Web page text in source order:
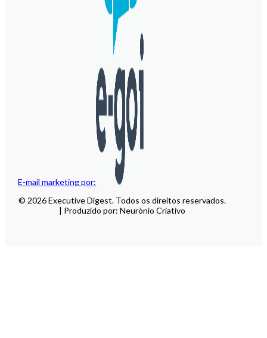
E-mail marketing por:
© 2026 Executive Digest. Todos os direitos reservados.
| Produzido por: Neurónio Criativo